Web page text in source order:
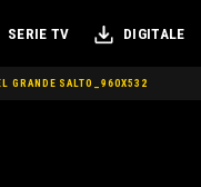
SERIE TV DIGITALE
GRANDE SALTO_960X532